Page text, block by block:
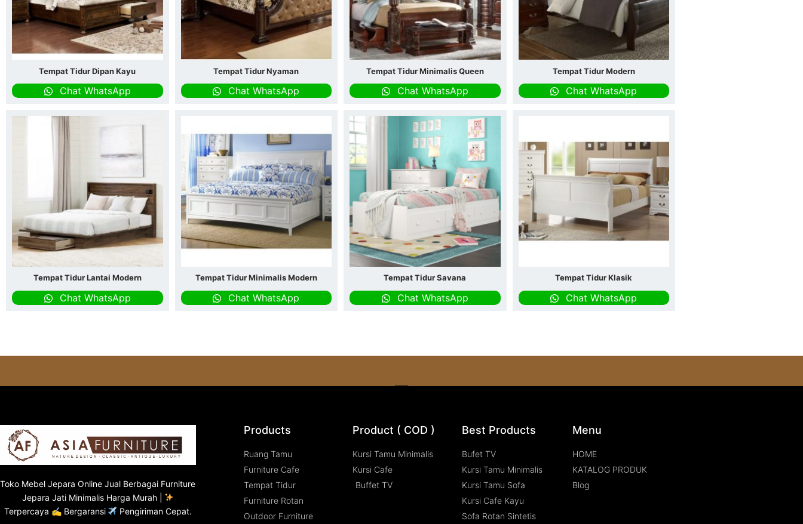
Tempat Tidur Dipan Kayu
Chat WhatsApp
Tempat Tidur Nyaman
Chat WhatsApp
Tempat Tidur Minimalis Queen
Chat WhatsApp
Tempat Tidur Modern
Chat WhatsApp
Tempat Tidur Lantai Modern
Chat WhatsApp
Tempat Tidur Minimalis Modern
Chat WhatsApp
Tempat Tidur Savana
Chat WhatsApp
Tempat Tidur Klasik
Chat WhatsApp
Toko Mebel Jepara Online Jual Berbagai Furniture
Jepara Jati Minimalis Harga Murah |
Terpercaya ✍ Bergaransi
Pengiriman Cepat.
Products
Ruang Tamu
Furniture Cafe
Tempat Tidur
Furniture Rotan
Outdoor Furniture
Product ( COD )
Kursi Tamu Minimalis
Kursi Cafe
Buffet TV
Best Products
Bufet TV
Kursi Tamu Minimalis
Kursi Tamu Sofa
Kursi Cafe Kayu
Sofa Rotan Sintetis
Menu
HOME
KATALOG PRODUK
Blog